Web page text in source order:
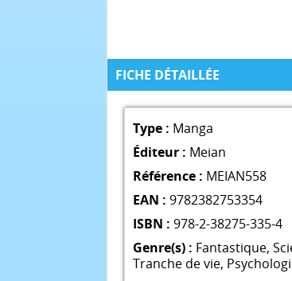
FICHE DÉTAILLÉE
Type : Manga
Éditeur : Meian
Référence : MEIAN558
EAN : 9782382753354
ISBN : 978-2-38275-335-4
Genre(s) : Fantastique,
Tranche de vie,